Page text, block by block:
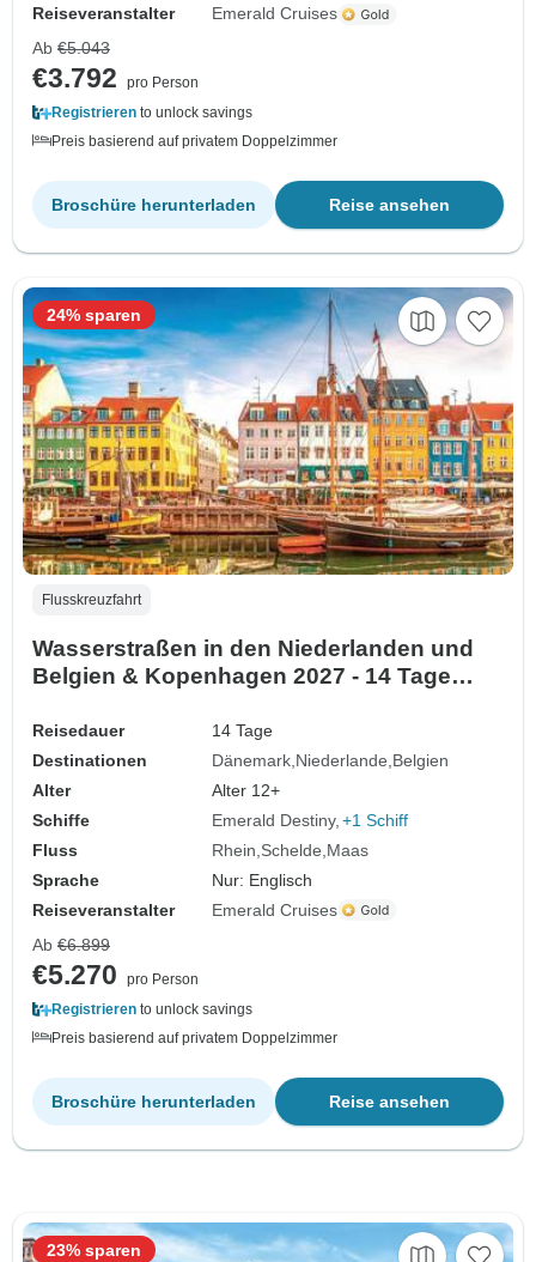
Reiseveranstalter
Emerald Cruises
Ab €5.043
€3.792
pro Person
Registrieren to unlock savings
Preis basierend auf privatem Doppelzimmer
Reise ansehen
Broschüre herunterladen
Flusskreuzfahrt
Wasserstraßen in den Niederlanden und
Belgien & Kopenhagen 2027 - 14 Tage
Reisedauer
14 Tage
Destinationen
Dänemark Niederlande Belgien
Alter
Alter 12+
Schiffe
Emerald Destiny +1 Schiff
Fluss
Rhein Schelde Maas
Sprache
Nur: Englisch
Reiseveranstalter
Emerald Cruises
24% sparen
Ab €6.899
€5.270
pro Person
Registrieren to unlock savings
Preis basierend auf privatem Doppelzimmer
Reise ansehen
Broschüre herunterladen
23% sparen